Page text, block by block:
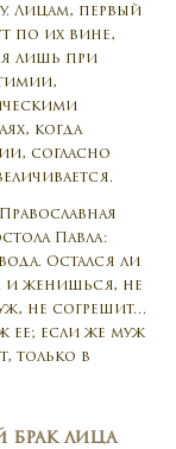
Лицам, первый
по их вине,
лишь при
когда
согласно
Павла:
Остался ли
и женишься, не
не согрешит…
ее; если же муж
только в
брак лица